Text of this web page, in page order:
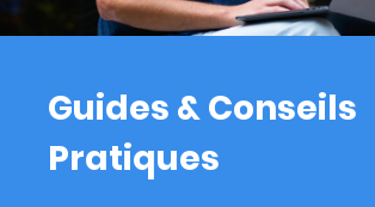
Guides & Conseils
Pratiques